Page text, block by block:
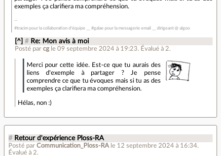
exemples ça clarifiera ma compréhension.
#tracim pour la collaboration d'équipe __ #galae pour la messagerie email __ dirigeant @ algoo
[^] # Re: Mon avis à moi
Posté par cg le 09 septembre 2024 à 19:23. Évalué à 2.
Merci pour cette idée. Est-ce que tu aurais des
liens d'exemple à partager ? Je pense
comprendre ce que tu évoques mais si tu as des
exemples ça clarifiera ma compréhension.
Hélas, non :)
# Retour d'expérience Ploss-RA
Posté par Communication_Ploss-RA le 12 septembre 2024 à 16:34.
Évalué à 2.